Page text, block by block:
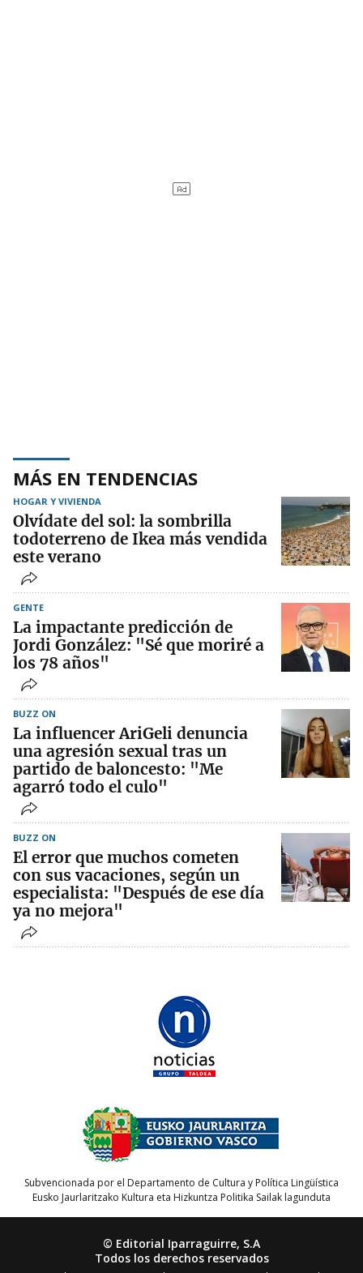
MÁS EN TENDENCIAS
HOGAR Y VIVIENDA
Olvídate del sol: la sombrilla
todoterreno de Ikea más vendida
este verano
GENTE
La impactante predicción de
Jordi González: "Sé que moriré a
los 78 años"
BUZZ ON
La influencer AriGeli denuncia
una agresión sexual tras un
partido de baloncesto: "Me
agarró todo el culo"
BUZZ ON
El error que muchos cometen
con sus vacaciones, según un
especialista: "Después de ese día
ya no mejora"
Subvencionada por el Departamento de Cultura y Política Lingüística
Eusko Jaurlaritzako Kultura eta Hizkuntza Politika Sailak lagunduta
© Editorial Iparraguirre, S.A
Todos los derechos reservados